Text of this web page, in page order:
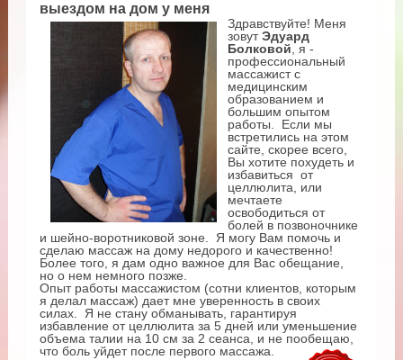
выездом на дом у меня
Здравствуйте! Меня
зовутЭдуард
Болковой, я -
профессиональный
массажист с
медицинским
образованием и
большим опытом
работы. Если мы
встретились на этом
сайте, скорее всего,
Вы хотите похудеть и
избавиться от
целлюлита, или
мечтаете
освободиться от
болей в позвоночнике
и шейно-воротниковой зоне. Я могу Вам помочь и
сделаю массаж на дому недорого и качественно!
Более того, я дам одно важное для Вас обещание,
но о нем немного позже.
Опыт работы массажистом (сотни клиентов, которым
я делал массаж) дает мне уверенность в своих
силах. Я не стану обманывать, гарантируя
избавление от целлюлита за 5 дней или уменьшение
объема талии на 10 см за 2 сеанса, и не пообещаю,
что боль уйдет после первого массажа.